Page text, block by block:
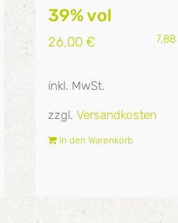
39% vol
26,00 € 7,88
inkl. MwSt.
zzgl. Versandkosten
In den Warenkorb